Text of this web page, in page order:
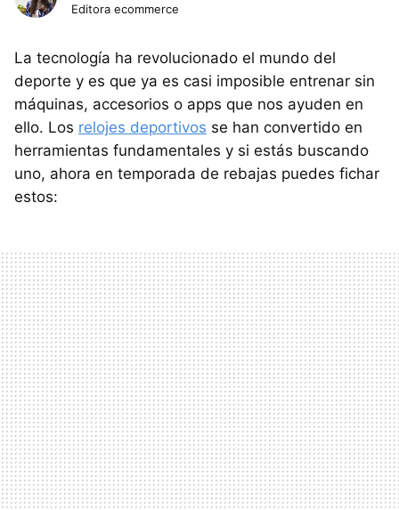
Editora ecommerce
La tecnología ha revolucionado el mundo del
deporte y es que ya es casi imposible entrenar sin
máquinas, accesorios o apps que nos ayuden en
ello. Los relojes deportivos se han convertido en
herramientas fundamentales y si estás buscando
uno, ahora en temporada de rebajas puedes fichar
estos: